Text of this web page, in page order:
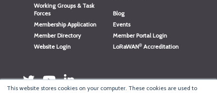
This website stores cookies on your computer. These cookies are used to
Working Groups & Task
Forces
Blog
Membership Application
Events
Member Directory
Member Portal Login
Website Login
LoRaWAN® Accreditation